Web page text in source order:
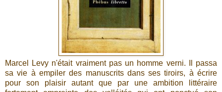
Marcel Levy n'était vraiment pas un homme verni. Il passa
sa vie à empiler des manuscrits dans ses tiroirs, à écrire
pour son plaisir autant que par une ambition littéraire